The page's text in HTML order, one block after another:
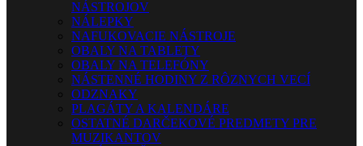
NÁSTROJOV
NÁLEPKY
NAFUKOVACIE NÁSTROJE
OBALY NA TABLETY
OBALY NA TELEFÓNY
NÁSTENNÉ HODINY Z RÔZNYCH VECÍ
ODZNAKY
PLAGÁTY A KALENDÁRE
OSTATNÉ DARČEKOVÉ PREDMETY PRE
MUZIKANTOV